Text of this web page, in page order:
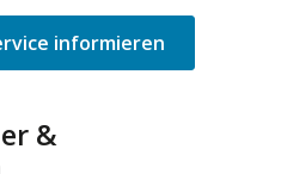
informieren
&